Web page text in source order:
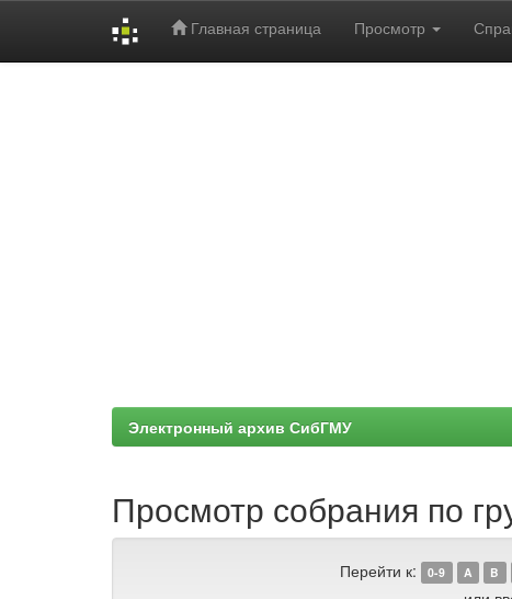
Главная страница Просмотр
Электронный архив СибГМУ
Просмотр собрания по
Перейти к: 0-9 A B